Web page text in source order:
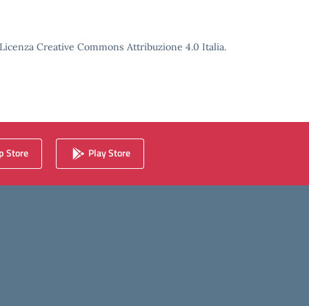
Creative Commons Attribuzione 4.0 Italia.
Store Play Store